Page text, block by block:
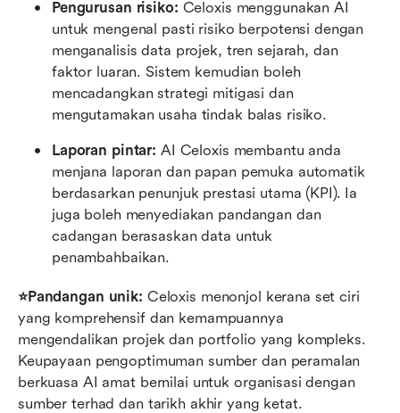
Pengurusan risiko: Celoxis menggunakan AI
untuk mengenal pasti risiko berpotensi dengan
menganalisis data projek, tren sejarah, dan
faktor luaran. Sistem kemudian boleh
mencadangkan strategi mitigasi dan
mengutamakan usaha tindak balas risiko.
Laporan pintar: AI Celoxis membantu anda
menjana laporan dan papan pemuka automatik
berdasarkan penunjuk prestasi utama (KPI). Ia
juga boleh menyediakan pandangan dan
cadangan berasaskan data untuk
penambahbaikan.
⭐Pandangan unik: Celoxis menonjol kerana set ciri
yang komprehensif dan kemampuannya
mengendalikan projek dan portfolio yang kompleks.
Keupayaan pengoptimuman sumber dan peramalan
berkuasa AI amat bernilai untuk organisasi dengan
sumber terhad dan tarikh akhir yang ketat.